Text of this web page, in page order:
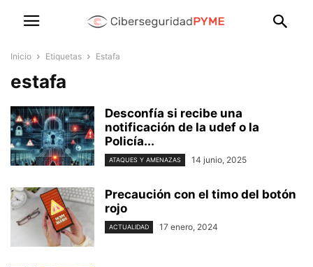
Inicio Etiquetas Estafa
estafa
Desconfía si recibe una
notificación de la udef o la
Policía...
ATAQUES Y AMENAZAS 14 junio, 2025
Precaución con el timo del botón
rojo
ACTUALIDAD 17 enero, 2024